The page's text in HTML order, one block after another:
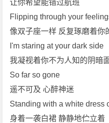
让你希望能错过航班
Flipping through your
像双子座一样 反复琢磨着你
I'm staring at your dark side
我凝视着你不为人知的阴暗
So far so gone
遥不可及 心醉神迷
Standing with a white dress
身着一袭白裙 静静地伫立着